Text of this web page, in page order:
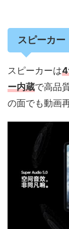
スピーカー
スピーカーは4
ー内蔵で高品
の面でも動画